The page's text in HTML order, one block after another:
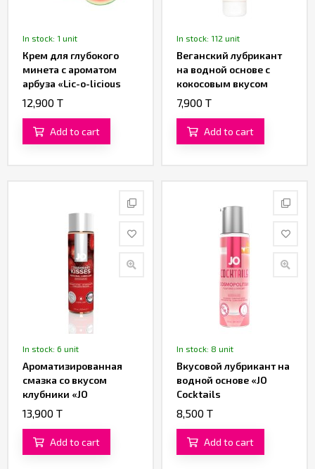
In stock: 1 unit
Крем для глубокого
минета c ароматом
арбуза «Lic-o-licious
Oral Delight Cream
Watermelon» от
«Sensuva»
12,900 T
Add to cart
In stock: 112 unit
Веганский лубрикант
на водной основе с
кокосовым вкусом
«Coconut Lubrificante»
от «Intt» (100 ML)
7,900 T
Add to cart
In stock: 6 unit
Ароматизированная
смазка со вкусом
клубники «JO
Strawberry Kiss» от
«System JO» 120 ML
13,900 T
Add to cart
In stock: 8 unit
Вкусовой лубрикант на
водной основе «JO
Cocktails
Cosmopolitan» от
«System JO» 60 ML
8,500 T
Add to cart